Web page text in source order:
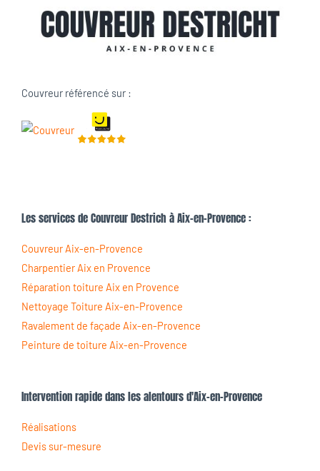
Couvreur référencé sur :
Les services de Couvreur Destrich à Aix-en-Provence :
Couvreur Aix-en-Provence
Charpentier Aix en Provence
Réparation toiture Aix en Provence
Nettoyage Toiture Aix-en-Provence
Ravalement de façade Aix-en-Provence
Peinture de toiture Aix-en-Provence
Intervention rapide dans les alentours d'Aix-en-Provence
Réalisations
Devis sur-mesure